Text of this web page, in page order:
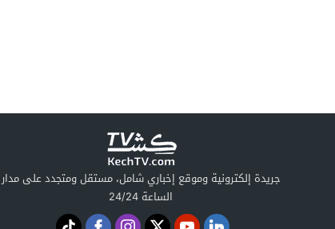
جريدة إلكترونية وموقع إخباري شامل، مستقل ومتجدد على مدار
الساعة 24/24